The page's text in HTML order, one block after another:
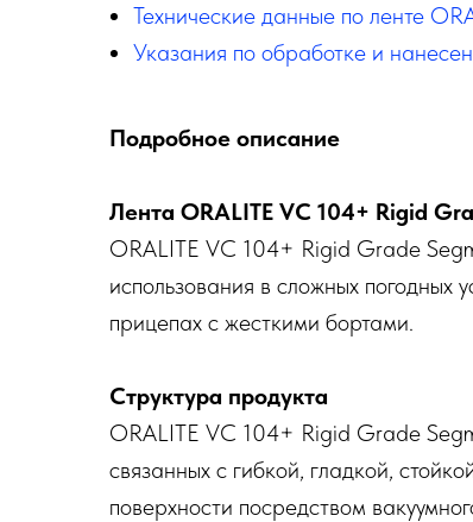
Технические данные по ленте
Указания по обработке и
Подробное описание
Лента ORALITE VC 104+ Rigid
ORALITE VC 104+ Rigid Grade
использования в сложных
прицепах с жесткими бортами.
Структура продукта
ORALITE VC 104+ Rigid Grade
связанных с гибкой, гладкой,
поверхности посредством